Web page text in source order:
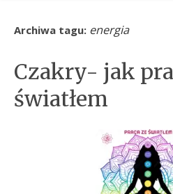
Archiwa tagu: energia
Czakry- jak
światłem